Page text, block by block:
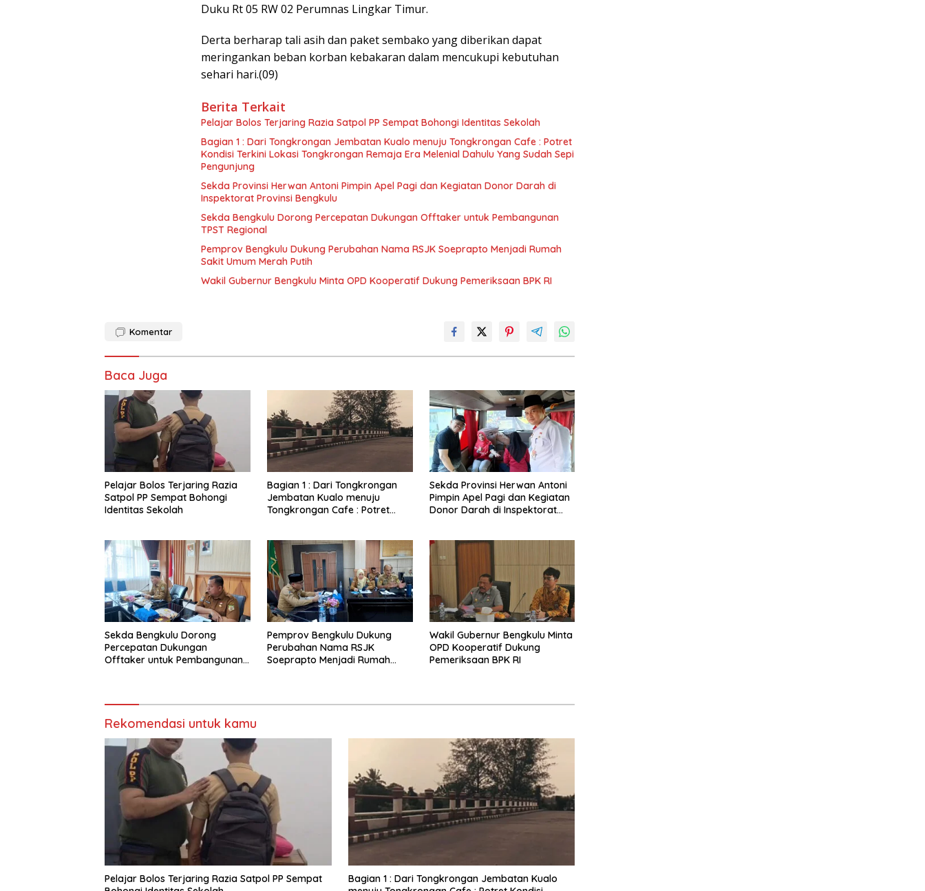
Duku Rt 05 RW 02 Perumnas Lingkar Timur.
Derta berharap tali asih dan paket sembako yang diberikan dapat
meringankan beban korban kebakaran dalam mencukupi kebutuhan
sehari hari.(09)
Berita Terkait
Pelajar Bolos Terjaring Razia Satpol PP Sempat Bohongi Identitas Sekolah
Bagian 1 : Dari Tongkrongan Jembatan Kualo menuju Tongkrongan Cafe : Potret
Kondisi Terkini Lokasi Tongkrongan Remaja Era Melenial Dahulu Yang Sudah Sepi
Pengunjung
Sekda Provinsi Herwan Antoni Pimpin Apel Pagi dan Kegiatan Donor Darah di
Inspektorat Provinsi Bengkulu
Sekda Bengkulu Dorong Percepatan Dukungan Offtaker untuk Pembangunan
TPST Regional
Pemprov Bengkulu Dukung Perubahan Nama RSJK Soeprapto Menjadi Rumah
Sakit Umum Merah Putih
Wakil Gubernur Bengkulu Minta OPD Kooperatif Dukung Pemeriksaan BPK RI
Komentar
Baca Juga
Pelajar Bolos Terjaring Razia
Satpol PP Sempat Bohongi
Identitas Sekolah
Bagian 1 : Dari Tongkrongan
Jembatan Kualo menuju
Tongkrongan Cafe : Potret
Melenial Dahulu Yang Sudah
Sepi Pengunjung
Sekda Provinsi Herwan Antoni
Pimpin Apel Pagi dan Kegiatan
Donor Darah di Inspektorat
Sekda Bengkulu Dorong
Percepatan Dukungan
Offtaker untuk Pembangunan
Pemprov Bengkulu Dukung
Perubahan Nama RSJK
Soeprapto Menjadi Rumah
Wakil Gubernur Bengkulu Minta
OPD Kooperatif Dukung
Pemeriksaan BPK RI
Rekomendasi untuk kamu
Pelajar Bolos Terjaring Razia Satpol PP Sempat
Bagian 1 : Dari Tongkrongan Jembatan Kualo